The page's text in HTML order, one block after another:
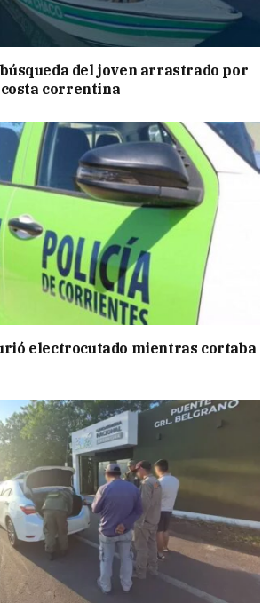
del joven arrastrado por
correntina
electrocutado mientras cortaba